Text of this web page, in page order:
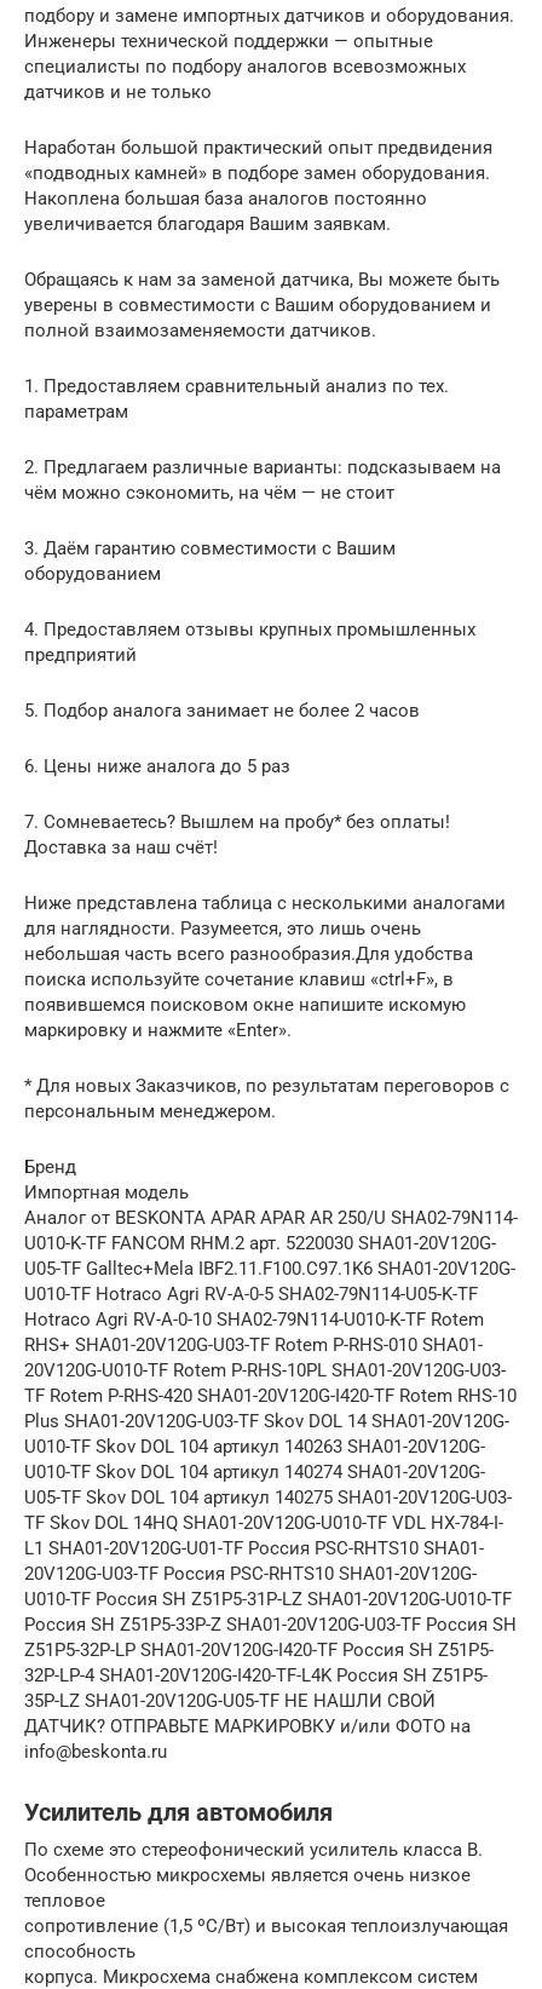
подбору и замене импортных датчиков и оборудования.
Инженеры технической поддержки — опытные
специалисты по подбору аналогов всевозможных
датчиков и не только
Наработан большой практический опыт предвидения
«подводных камней» в подборе замен оборудования.
Накоплена большая база аналогов постоянно
увеличивается благодаря Вашим заявкам.
Обращаясь к нам за заменой датчика, Вы можете быть
уверены в совместимости с Вашим оборудованием и
полной взаимозаменяемости датчиков.
1. Предоставляем сравнительный анализ по тех.
параметрам
2. Предлагаем различные варианты: подсказываем на
чём можно сэкономить, на чём — не стоит
3. Даём гарантию совместимости с Вашим
оборудованием
4. Предоставляем отзывы крупных промышленных
предприятий
5. Подбор аналога занимает не более 2 часов
6. Цены ниже аналога до 5 раз
7. Сомневаетесь? Вышлем на пробу* без оплаты!
Доставка за наш счёт!
Ниже представлена таблица с несколькими аналогами
для наглядности. Разумеется, это лишь очень
небольшая часть всего разнообразия.Для удобства
поиска используйте сочетание клавиш «ctrl+F», в
появившемся поисковом окне напишите искомую
маркировку и нажмите «Enter».
* Для новых Заказчиков, по результатам переговоров с
персональным менеджером.
Бренд
Импортная модель
Аналог от BESKONTA APAR APAR AR 250/U SHA02-79N114-
U010-K-TF FANCOM RHM.2 арт. 5220030 SHA01-20V120G-
U05-TF Galltec+Mela IBF2.11.F100.C97.1K6 SHA01-20V120G-
U010-TF Hotraco Agri RV-A-0-5 SHA02-79N114-U05-K-TF
Hotraco Agri RV-A-0-10 SHA02-79N114-U010-K-TF Rotem
RHS+ SHA01-20V120G-U03-TF Rotem P-RHS-010 SHA01-
20V120G-U010-TF Rotem P-RHS-10PL SHA01-20V120G-U03-
TF Rotem P-RHS-420 SHA01-20V120G-I420-TF Rotem RHS-10
Plus SHA01-20V120G-U03-TF Skov DOL 14 SHA01-20V120G-
U010-TF Skov DOL 104 артикул 140263 SHA01-20V120G-
U010-TF Skov DOL 104 артикул 140274 SHA01-20V120G-
U05-TF Skov DOL 104 артикул 140275 SHA01-20V120G-U03-
TF Skov DOL 14HQ SHA01-20V120G-U010-TF VDL HX-784-I-
L1 SHA01-20V120G-U01-TF Россия PSC-RHТS10 SHA01-
20V120G-U03-TF Россия PSC-RHТS10 SHA01-20V120G-
U010-TF Россия SH Z51P5-31P-LZ SHA01-20V120G-U010-TF
Россия SH Z51P5-33P-Z SHA01-20V120G-U03-TF Россия SH
Z51P5-32P-LP SHA01-20V120G-I420-TF Россия SH Z51P5-
32P-LP-4 SHA01-20V120G-I420-TF-L4K Россия SH Z51P5-
35P-LZ SHA01-20V120G-U05-TF НЕ НАШЛИ СВОЙ
ДАТЧИК? ОТПРАВЬТЕ МАРКИРОВКУ и/или ФОТО на
info@beskonta.ru
Усилитель для автомобиля
По схеме это стереофонический усилитель класса В.
Особенностью микросхемы является очень низкое
тепловое
сопротивление (1,5 ºС/Вт) и высокая теплоизлучающая
способность
корпуса. Микросхема снабжена комплексом систем